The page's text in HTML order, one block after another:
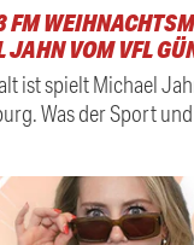
FM
VOM VFL
ist spielt Michael
Was der Sport